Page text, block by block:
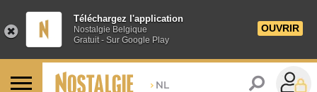
Téléchargez l'application
Nostalgie Belgique
Gratuit - Sur Google Play
OUVRIR
> NL